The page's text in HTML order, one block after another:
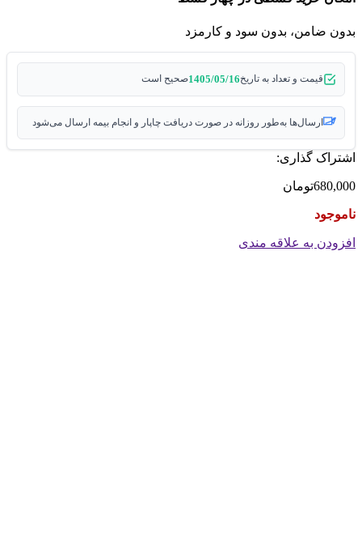
بدون ضامن، بدون سود و کارمزد
قیمت و تعداد به تاریخ1405/05/16صحیح است
ارسال‌ها به‌طور روزانه در صورت دریافت چاپار و انجام بیمه ارسال می‌شود
اشتراک گذاری:
680,000تومان
ناموجود
افزودن به علاقه مندی